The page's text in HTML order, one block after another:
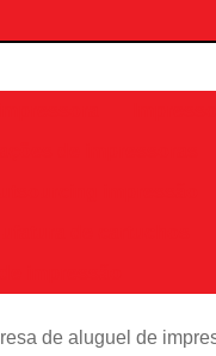
de aluguel de